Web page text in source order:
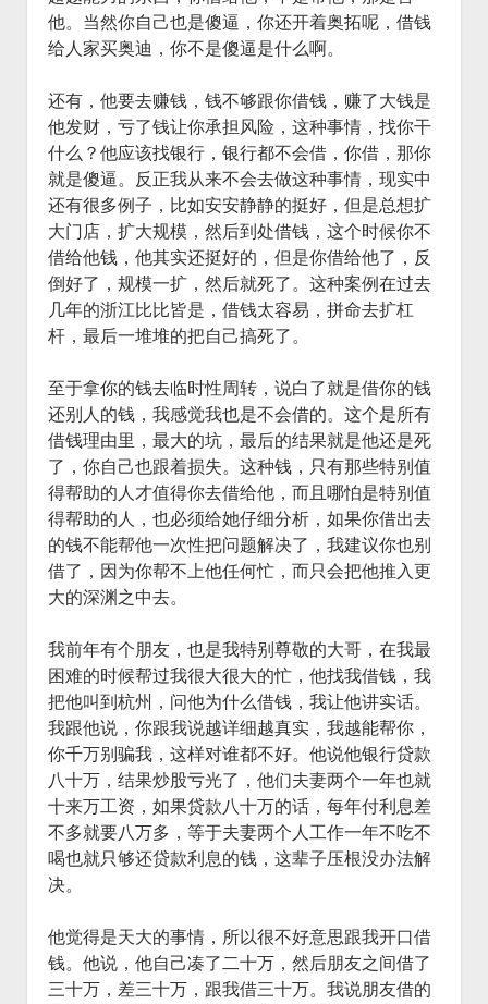
他。当然你自己也是傻逼，你还开着奥拓呢，借钱
给人家买奥迪，你不是傻逼是什么啊。
还有，他要去赚钱，钱不够跟你借钱，赚了大钱是
他发财，亏了钱让你承担风险，这种事情，找你干
什么？他应该找银行，银行都不会借，你借，那你
就是傻逼。反正我从来不会去做这种事情，现实中
还有很多例子，比如安安静静的挺好，但是总想扩
大门店，扩大规模，然后到处借钱，这个时候你不
借给他钱，他其实还挺好的，但是你借给他了，反
倒好了，规模一扩，然后就死了。这种案例在过去
几年的浙江比比皆是，借钱太容易，拼命去扩杠
杆，最后一堆堆的把自己搞死了。
至于拿你的钱去临时性周转，说白了就是借你的钱
还别人的钱，我感觉我也是不会借的。这个是所有
借钱理由里，最大的坑，最后的结果就是他还是死
了，你自己也跟着损失。这种钱，只有那些特别值
得帮助的人才值得你去借给他，而且哪怕是特别值
得帮助的人，也必须给她仔细分析，如果你借出去
的钱不能帮他一次性把问题解决了，我建议你也别
借了，因为你帮不上他任何忙，而只会把他推入更
大的深渊之中去。
我前年有个朋友，也是我特别尊敬的大哥，在我最
困难的时候帮过我很大很大的忙，他找我借钱，我
把他叫到杭州，问他为什么借钱，我让他讲实话。
我跟他说，你跟我说越详细越真实，我越能帮你，
你千万别骗我，这样对谁都不好。他说他银行贷款
八十万，结果炒股亏光了，他们夫妻两个一年也就
十来万工资，如果贷款八十万的话，每年付利息差
不多就要八万多，等于夫妻两个人工作一年不吃不
喝也就只够还贷款利息的钱，这辈子压根没办法解
决。
他觉得是天大的事情，所以很不好意思跟我开口借
钱。他说，他自己凑了二十万，然后朋友之间借了
三十万，差三十万，跟我借三十万。我说朋友借的